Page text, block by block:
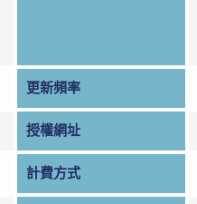
更新頻率
授權網址
計費方式